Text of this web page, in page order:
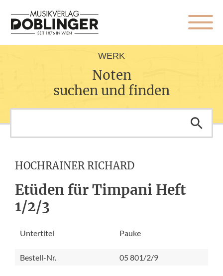
WERK
Noten
suchen und finden
HOCHRAINER RICHARD
Etüden für Timpani Heft
1/2/3
Untertitel Pauke
Bestell-Nr. 05 801/2/9